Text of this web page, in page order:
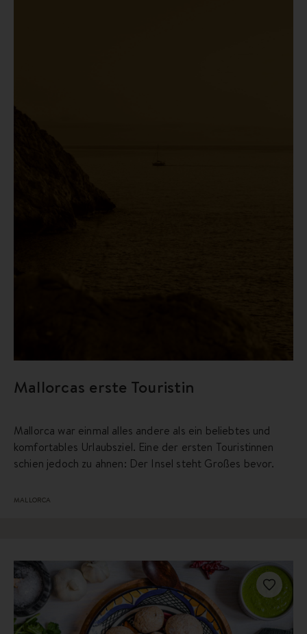
Mallorcas erste Touristin
Mallorca war einmal alles andere als ein beliebtes und
komfortables Urlaubsziel. Eine der ersten Touristinnen
schien jedoch zu ahnen: Der Insel steht Großes bevor.
MALLORCA